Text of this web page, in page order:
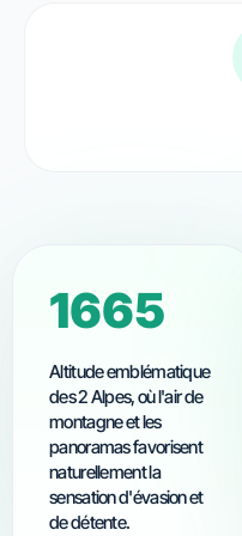
1800
Altitude emblématique
des 2 Alpes, où l'air de
montagne et les
panoramas favorisent
naturellement la
sensation d'évasion et
de détente.